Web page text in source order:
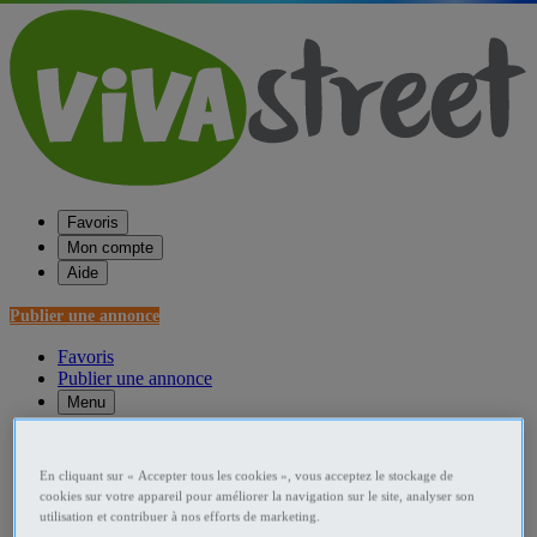
Favoris
Mon compte
Aide
Publier une annonce
Favoris
Publier une annonce
Menu
France Castings, modèles, photographes
Auvergne Castings, modèles, photographes
En cliquant sur « Accepter tous les cookies », vous acceptez le stockage de
cookies sur votre appareil pour améliorer la navigation sur le site, analyser son
utilisation et contribuer à nos efforts de marketing.